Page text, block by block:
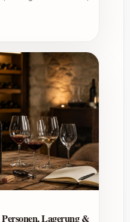
Lagerung &